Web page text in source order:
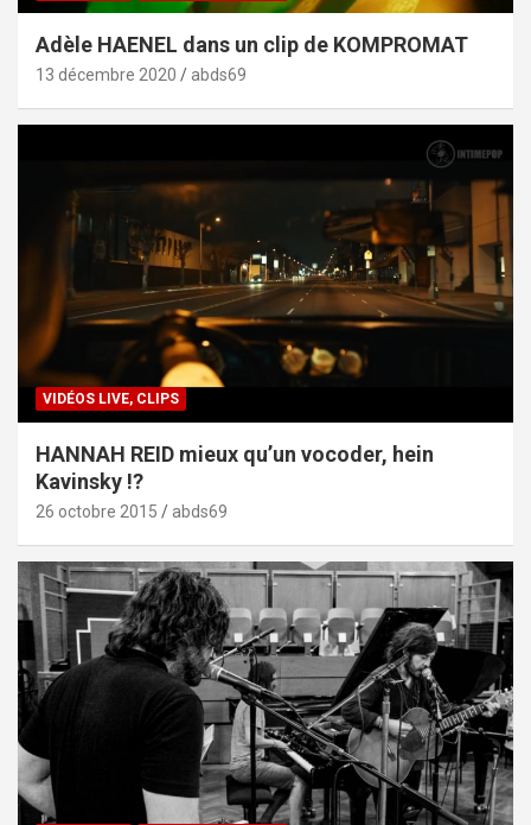
Adèle HAENEL dans un clip de KOMPROMAT
13 décembre 2020 abds69
VIDÉOS LIVE, CLIPS
HANNAH REID mieux qu’un vocoder, hein
Kavinsky !?
26 octobre 2015 abds69